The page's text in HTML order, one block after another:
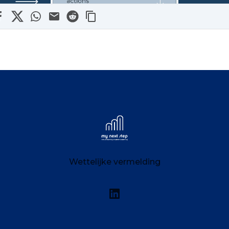
X WhatsApp
Mail Reddit
My Next Step
Wettelijke vermelding
Linkedin